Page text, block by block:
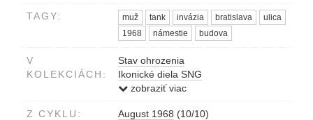
TAGY: muž tank invázia bratislava
ulica
1968
námestie budova
V
KOLEKCIÁCH:
Stav ohrozenia
Ikonické diela SNG
Operácia Dunaj
zobraziť viac
Z CYKLU: August 1968 (10/10)